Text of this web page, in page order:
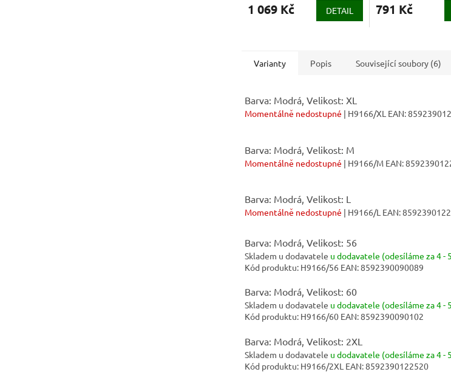
1 069 Kč DETAIL 791 Kč
Varianty Popis Související soubory (6)
Barva: Modrá, Velikost: XL
Momentálně nedostupné | H9166/XL EAN:
Barva: Modrá, Velikost: M
Momentálně nedostupné | H9166/M EAN:
Barva: Modrá, Velikost: L
Momentálně nedostupné | H9166/L EAN:
Barva: Modrá, Velikost: 56
Skladem u dodavatele u dodavatele (odesíláme za 4 -
Kód produktu: H9166/56 EAN:8592390090089
Barva: Modrá, Velikost: 60
Skladem u dodavatele u dodavatele (odesíláme za 4 -
Kód produktu: H9166/60 EAN:8592390090102
Barva: Modrá, Velikost: 2XL
Skladem u dodavatele u dodavatele (odesíláme za 4 -
Kód produktu: H9166/2XL EAN:8592390122520